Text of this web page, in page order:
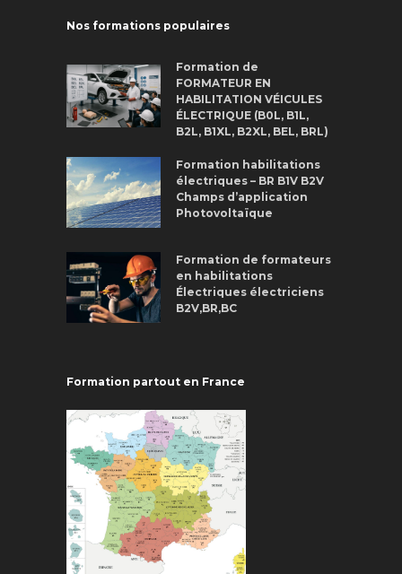
Nos formations populaires
Formation de
FORMATEUR EN
HABILITATION VÉICULES
ÉLECTRIQUE (B0L, B1L,
B2L, B1XL, B2XL, BEL, BRL)
Formation habilitations
électriques – BR B1V B2V
Champs d’application
Photovoltaïque
Formation de formateurs
en habilitations
Électriques électriciens
B2V,BR,BC
Formation partout en France